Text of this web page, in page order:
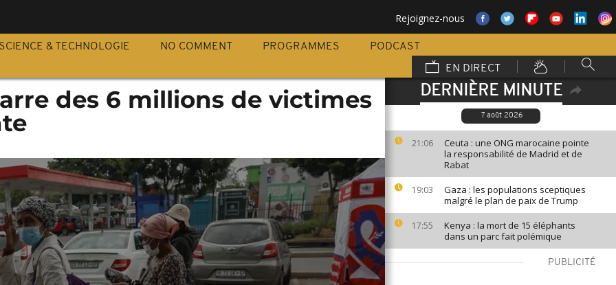
Rejoignez-nous
SCIENCE & TECHNOLOGIE NO COMMENT PROGRAMMES
PODCAST
EN DIRECT
DERNIÈRE MINUTE
7 août 2026
21:06
Ceuta : une ONG marocaine pointe
la responsabilité de Madrid et de
Rabat
19:03
Gaza : les populations sceptiques
malgré le plan de paix de Trump
17:55
Kenya : la mort de 15 éléphants
dans un parc fait polémique
PUBLICITÉ
des 6 millions de victimes